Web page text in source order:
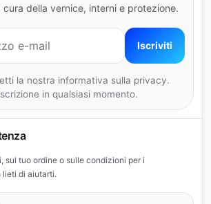
cura della vernice, interni e protezione.
Iscriviti
la nostra informativa sulla privacy.
in qualsiasi momento.
sul tuo ordine o sulle condizioni per i
lieti di aiutarti.